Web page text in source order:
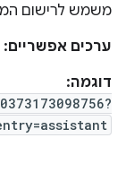
משמש לרישום
ערכים אפשריים:
דוגמה: